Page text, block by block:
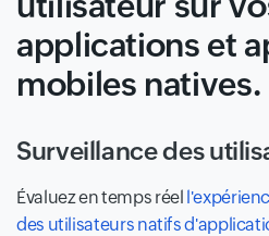
applications et
mobiles natives.
Surveillance des
Évaluez en temps réel
des utilisateurs natifs